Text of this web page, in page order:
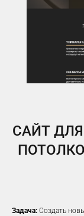
САЙТ
Задача: Создать